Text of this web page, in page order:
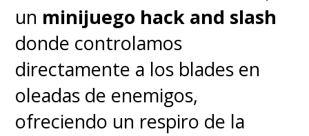
animaciones que se pulieron
en la primera película
animada del fontanero para
el ciney que regresará en abril
próximo con su capítulo Galaxy,
un minijuego hack and slash
donde controlamos
directamente a los blades en
oleadas de enemigos,
ofreciendo un respiro de la